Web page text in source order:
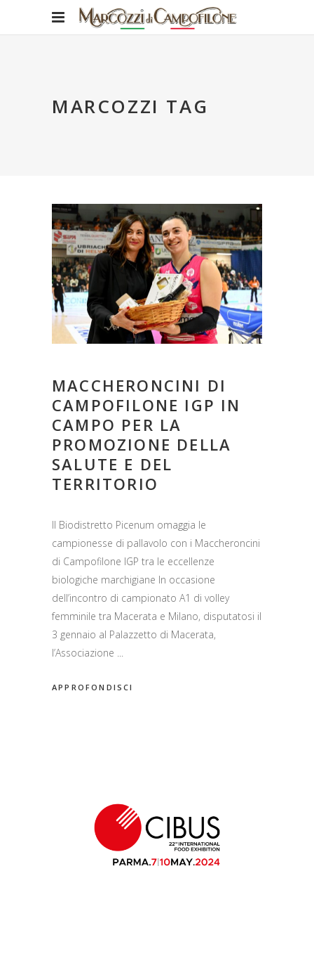
MARCOZZI TAG
MACCHERONCINI DI
CAMPOFILONE IGP IN
CAMPO PER LA
PROMOZIONE DELLA
SALUTE E DEL
TERRITORIO
Il Biodistretto Picenum omaggia le
campionesse di pallavolo con i Maccheroncini
di Campofilone IGP tra le eccellenze
biologiche marchigiane In occasione
dell’incontro di campionato A1 di volley
femminile tra Macerata e Milano, disputatosi il
3 gennaio al Palazzetto di Macerata,
l’Associazione
APPROFONDISCI